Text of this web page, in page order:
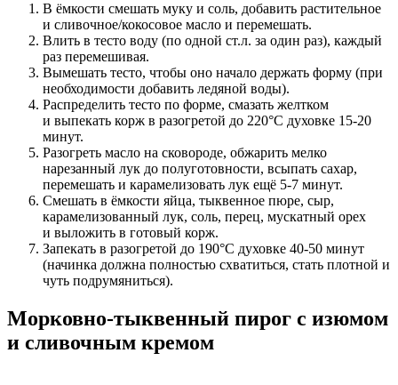
В ёмкости смешать муку и соль, добавить растительное
и сливочное/кокосовое масло и перемешать.
Влить в тесто воду (по одной ст.л. за один раз), каждый
раз перемешивая.
Вымешать тесто, чтобы оно начало держать форму (при
необходимости добавить ледяной воды).
Распределить тесто по форме, смазать желтком
и выпекать корж в разогретой до 220°С духовке 15-20
минут.
Разогреть масло на сковороде, обжарить мелко
нарезанный лук до полуготовности, всыпать сахар,
перемешать и карамелизовать лук ещё 5-7 минут.
Смешать в ёмкости яйца, тыквенное пюре, сыр,
карамелизованный лук, соль, перец, мускатный орех
и выложить в готовый корж.
Запекать в разогретой до 190°С духовке 40-50 минут
(начинка должна полностью схватиться, стать плотной и
чуть подрумяниться).
Морковно‑тыквенный пирог с изюмом
и сливочным кремом